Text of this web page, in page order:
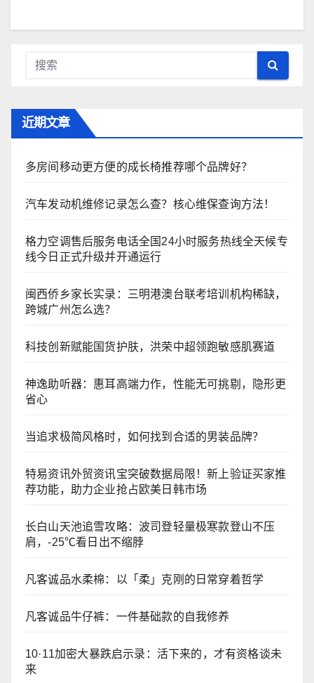
近期文章
多房间移动更方便的成长椅推荐哪个品牌好？
汽车发动机维修记录怎么查？核心维保查询方法！
格力空调售后服务电话全国24小时服务热线全天候专
线今日正式升级并开通运行
闽西侨乡家长实录：三明港澳台联考培训机构稀缺，
跨城广州怎么选？
科技创新赋能国货护肤，洪荣中超领跑敏感肌赛道
神逸助听器：惠耳高端力作，性能无可挑剔，隐形更
省心
当追求极简风格时，如何找到合适的男装品牌？
特易资讯外贸资讯宝突破数据局限！新上验证买家推
荐功能，助力企业抢占欧美日韩市场
长白山天池追雪攻略：波司登轻量极寒款登山不压
肩，-25℃看日出不缩脖
凡客诚品水柔棉：以「柔」克刚的日常穿着哲学
凡客诚品牛仔裤：一件基础款的自我修养
10·11加密大暴跌启示录：活下来的，才有资格谈未
来